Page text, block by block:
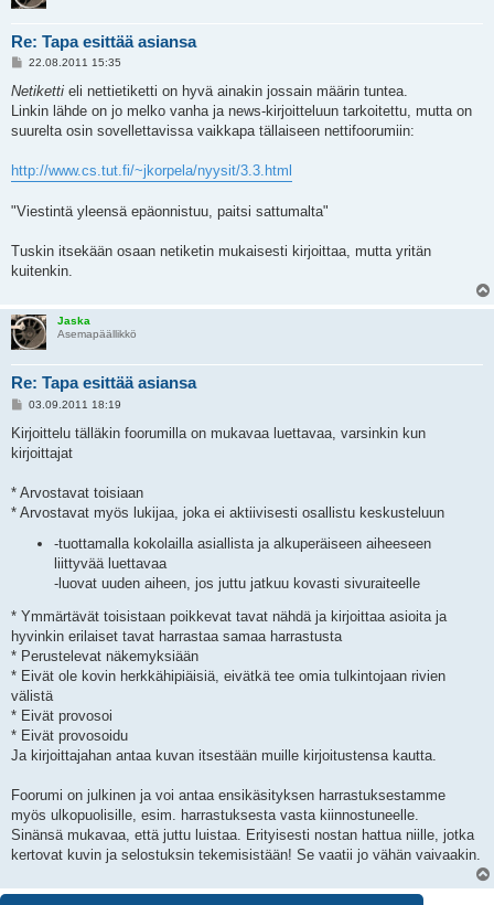
Re: Tapa esittää asiansa
V
e
t
i
22.08.2011 15:35
Netiketti eli nettietiketti on hyvä ainakin jossain määrin tuntea.
Linkin lähde on jo melko vanha ja news-kirjoitteluun tarkoitettu, mutta on
suurelta osin sovellettavissa vaikkapa tällaiseen nettifoorumiin:
http://www.cs.tut.fi/~jkorpela/nyysit/3.3.html
"Viestintä yleensä epäonnistuu, paitsi sattumalta"
Tuskin itsekään osaan netiketin mukaisesti kirjoittaa, mutta yritän
kuitenkin.
Jaska
Asemapäällikkö
Re: Tapa esittää asiansa
V
e
s
t
03.09.2011 18:19
Kirjoittelu tälläkin foorumilla on mukavaa luettavaa, varsinkin kun
kirjoittajat
* Arvostavat toisiaan
* Arvostavat myös lukijaa, joka ei aktiivisesti osallistu keskusteluun
-tuottamalla kokolailla asiallista ja alkuperäiseen aiheeseen
liittyvää luettavaa
-luovat uuden aiheen, jos juttu jatkuu kovasti sivuraiteelle
* Ymmärtävät toisistaan poikkevat tavat nähdä ja kirjoittaa asioita ja
hyvinkin erilaiset tavat harrastaa samaa harrastusta
* Perustelevat näkemyksiään
* Eivät ole kovin herkkähipiäisiä, eivätkä tee omia tulkintojaan rivien
välistä
* Eivät provosoi
* Eivät provosoidu
Ja kirjoittajahan antaa kuvan itsestään muille kirjoitustensa kautta.
Foorumi on julkinen ja voi antaa ensikäsityksen harrastuksestamme
myös ulkopuolisille, esim. harrastuksesta vasta kiinnostuneelle.
Sinänsä mukavaa, että juttu luistaa. Erityisesti nostan hattua niille, jotka
kertovat kuvin ja selostuksin tekemisistään! Se vaatii jo vähän vaivaakin.